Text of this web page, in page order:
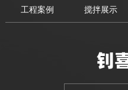
工程案例 搅拌展示